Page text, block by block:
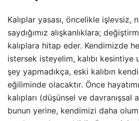
Kalıplar yasası, öncelikle işlevsiz,
saydığımız alışkanlıklara;
kalıplara hitap eder. Kendimizde
istersek isteyelim, kalıbı kesintiye
şey yapmadıkça, eski kalıbın
eğiliminde olacaktır. Önce
kalıpları (düşünsel ve davranışsal
bunun yerine, kendimizi daha